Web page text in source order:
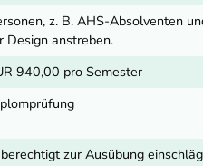
z. B. AHS-Absolventen
Design anstreben.
940,00 pro Semester
berechtigt zur Ausübung